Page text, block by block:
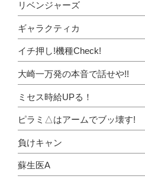
リベンジャーズ
ギャラクティカ
イチ押し!機種Check!
大崎一万発の本音で話せや!!
ミセス時給UPる！
ピラミ△はアームでブッ壊す!
負けキャン
蘇生医A